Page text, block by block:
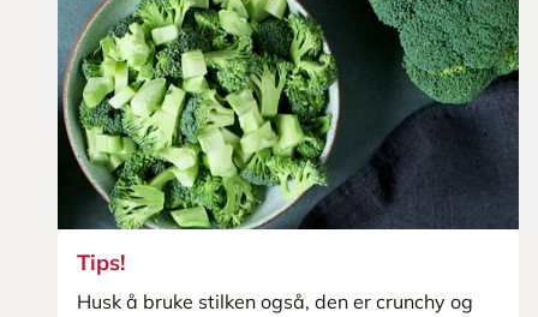
Tips!
Husk å bruke stilken også, den er crunchy og